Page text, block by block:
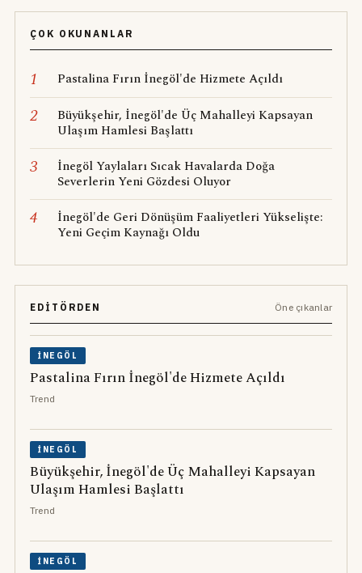
ÇOK OKUNANLAR
1 Pastalina Fırın İnegöl'de Hizmete Açıldı
2
Büyükşehir, İnegöl'de Üç Mahalleyi Kapsayan
Ulaşım Hamlesi Başlattı
3
İnegöl Yaylaları Sıcak Havalarda Doğa
Severlerin Yeni Gözdesi Oluyor
4
İnegöl'de Geri Dönüşüm Faaliyetleri Yükselişte:
Yeni Geçim Kaynağı Oldu
EDITÖRDEN Öne çıkanlar
İNEGÖL
Pastalina Fırın İnegöl'de Hizmete Açıldı
Trend
İNEGÖL
Büyükşehir, İnegöl'de Üç Mahalleyi Kapsayan
Ulaşım Hamlesi Başlattı
Trend
İNEGÖL